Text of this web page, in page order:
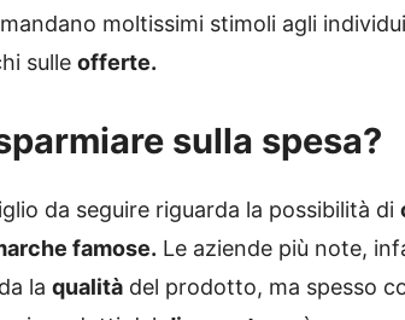
moltissimi stimoli agli
sulle offerte.
sulla spesa?
da seguire riguarda la possibilità di
famose. Le aziende più note,
la qualità del prodotto, ma spesso